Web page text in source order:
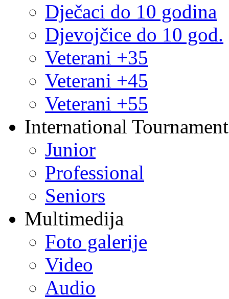
Dječaci do 10 godina
Djevojčice do 10 god.
Veterani +35
Veterani +45
Veterani +55
International
Junior
Professional
Seniors
Multimedija
Foto galerije
Video
Audio